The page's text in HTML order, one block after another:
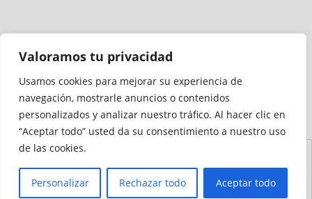
Valoramos tu privacidad
Usamos cookies para mejorar su experiencia de
navegación, mostrarle anuncios o contenidos
personalizados y analizar nuestro tráfico. Al hacer clic en
“Aceptar todo” usted da su consentimiento a nuestro uso
de las cookies.
Personalizar Rechazar todo Aceptar todo
Medio auditado por
Accesibilidad
Sitio
Cookies
Privacidad